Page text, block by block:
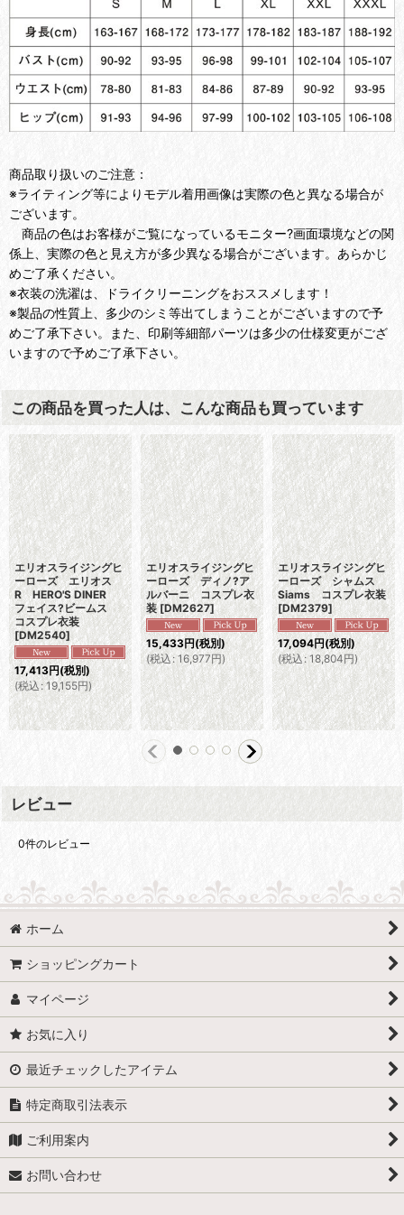
商品取り扱いのご注意：
※ライティング等によりモデル着用画像は実際の色と異なる場合が
ございます。
商品の色はお客様がご覧になっているモニター?画面環境などの関
係上、実際の色と見え方が多少異なる場合がございます。あらかじ
めご了承ください。
※衣装の洗濯は、ドライクリーニングをおススメします！
※製品の性質上、多少のシミ等出てしまうことがございますので予
めご了承下さい。また、印刷等細部パーツは多少の仕様変更がござ
いますので予めご了承下さい。
この商品を買った人は、こんな商品も買っています
エリオスライジングヒ
ーローズ エリオス
R HERO'S DINER
フェイス?ビームス
コスプレ衣装
[DM2540]
17,413円(税別)
(税込 : 19,155円)
エリオスライジングヒ
ーローズ ディノ?ア
ルバーニ コスプレ衣
装 [DM2627]
15,433円(税別)
(税込: 16,977円)
エリオスライジングヒ
ーローズ シャムス
Siams コスプレ衣装
[DM2379]
17,094円(税別)
(税込: 18,804円)
レビュー
0件のレビュー
ホーム
ショッピングカート
マイページ
お気に入り
最近チェックしたアイテム
特定商取引法表示
ご利用案内
お問い合わせ